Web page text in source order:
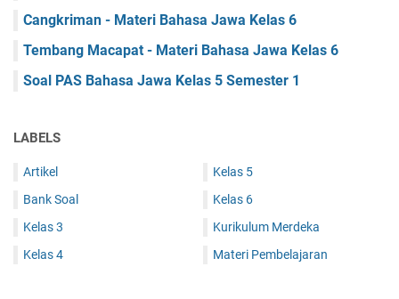
Cangkriman - Materi Bahasa Jawa Kelas 6
Tembang Macapat - Materi Bahasa Jawa Kelas 6
Soal PAS Bahasa Jawa Kelas 5 Semester 1
LABELS
Artikel
Bank Soal
Kelas 3
Kelas 4
Kelas 5
Kelas 6
Kurikulum Merdeka
Materi Pembelajaran